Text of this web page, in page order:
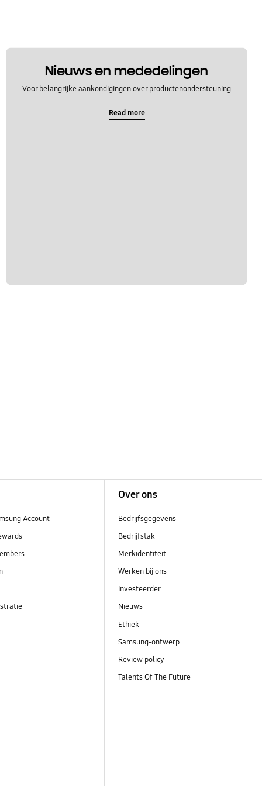
Nieuws en mededelingen
Voor belangrijke aankondigingen over productenondersteuning
Read more
Account
Over ons
Bedrijfsgegevens
Bedrijfstak
Merkidentiteit
Werken bij ons
Investeerder
Nieuws
Ethiek
Samsung-ontwerp
Review policy
Talents Of The Future